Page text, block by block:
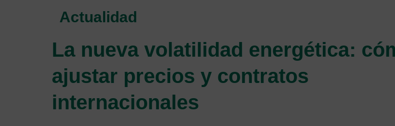
Actualidad
La nueva volatilidad energética:
ajustar precios y contratos
internacionales